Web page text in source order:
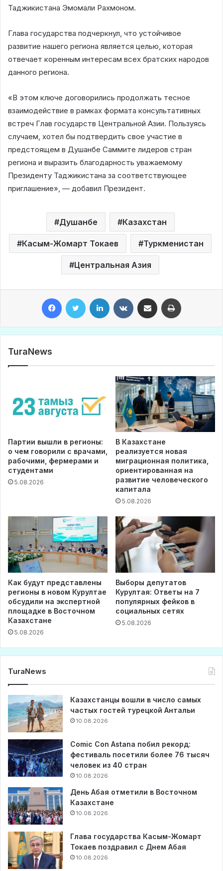
Таджикистана Эмомали Рахмоном.
Глава государства подчеркнул, что устойчивое
развитие нашего региона является целью, которая
отвечает коренным интересам всех братских народов
данного региона.
«В этом ключе договорились продолжать тесное
взаимодействие в рамках формата консультативных
встреч Глав государств Центральной Азии. Пользуясь
случаем, хотел бы подтвердить свое участие в
предстоящем в Душанбе Саммите лидеров стран
региона и выразить благодарность уважаемому
Президенту Таджикистана за соответствующее
приглашение», — добавил Президент.
Душанбе Казахстан
Касым-Жомарт Токаев Туркменистан
Центральная Азия
TuraNews
Партии вышли в регионы:
о чем говорили с врачами,
рабочими, фермерами и
студентами
5.08.2026
В Казахстане
реализуется новая
миграционная политика,
ориентированная на
развитие человеческого
капитала
5.08.2026
Как будут представлены
регионы в новом Курултае
обсудили на экспертной
площадке в Восточном
Казахстане
5.08.2026
Выборы депутатов
Курултая: Ответы на 7
популярных фейков в
социальных сетях
5.08.2026
TuraNews
Казахстанцы вошли в число самых
частых гостей турецкой Антальи
10.08.2026
Comic Con Astana побил рекорд:
фестиваль посетили более 76 тысяч
человек из 40 стран
10.08.2026
День Абая отметили в Восточном
Казахстане
10.08.2026
Глава государства Касым-Жомарт
Токаев поздравил с Днем Абая
10.08.2026